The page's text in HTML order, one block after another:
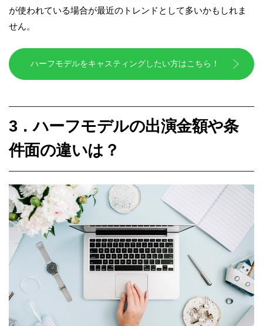
が使われている場合が最近のトレンドとして多いかもしれま
せん。
ハーフモデルをキャスティングしたい方はこちら！
3．ハーフモデルの出演金額や条
件面の違いは？